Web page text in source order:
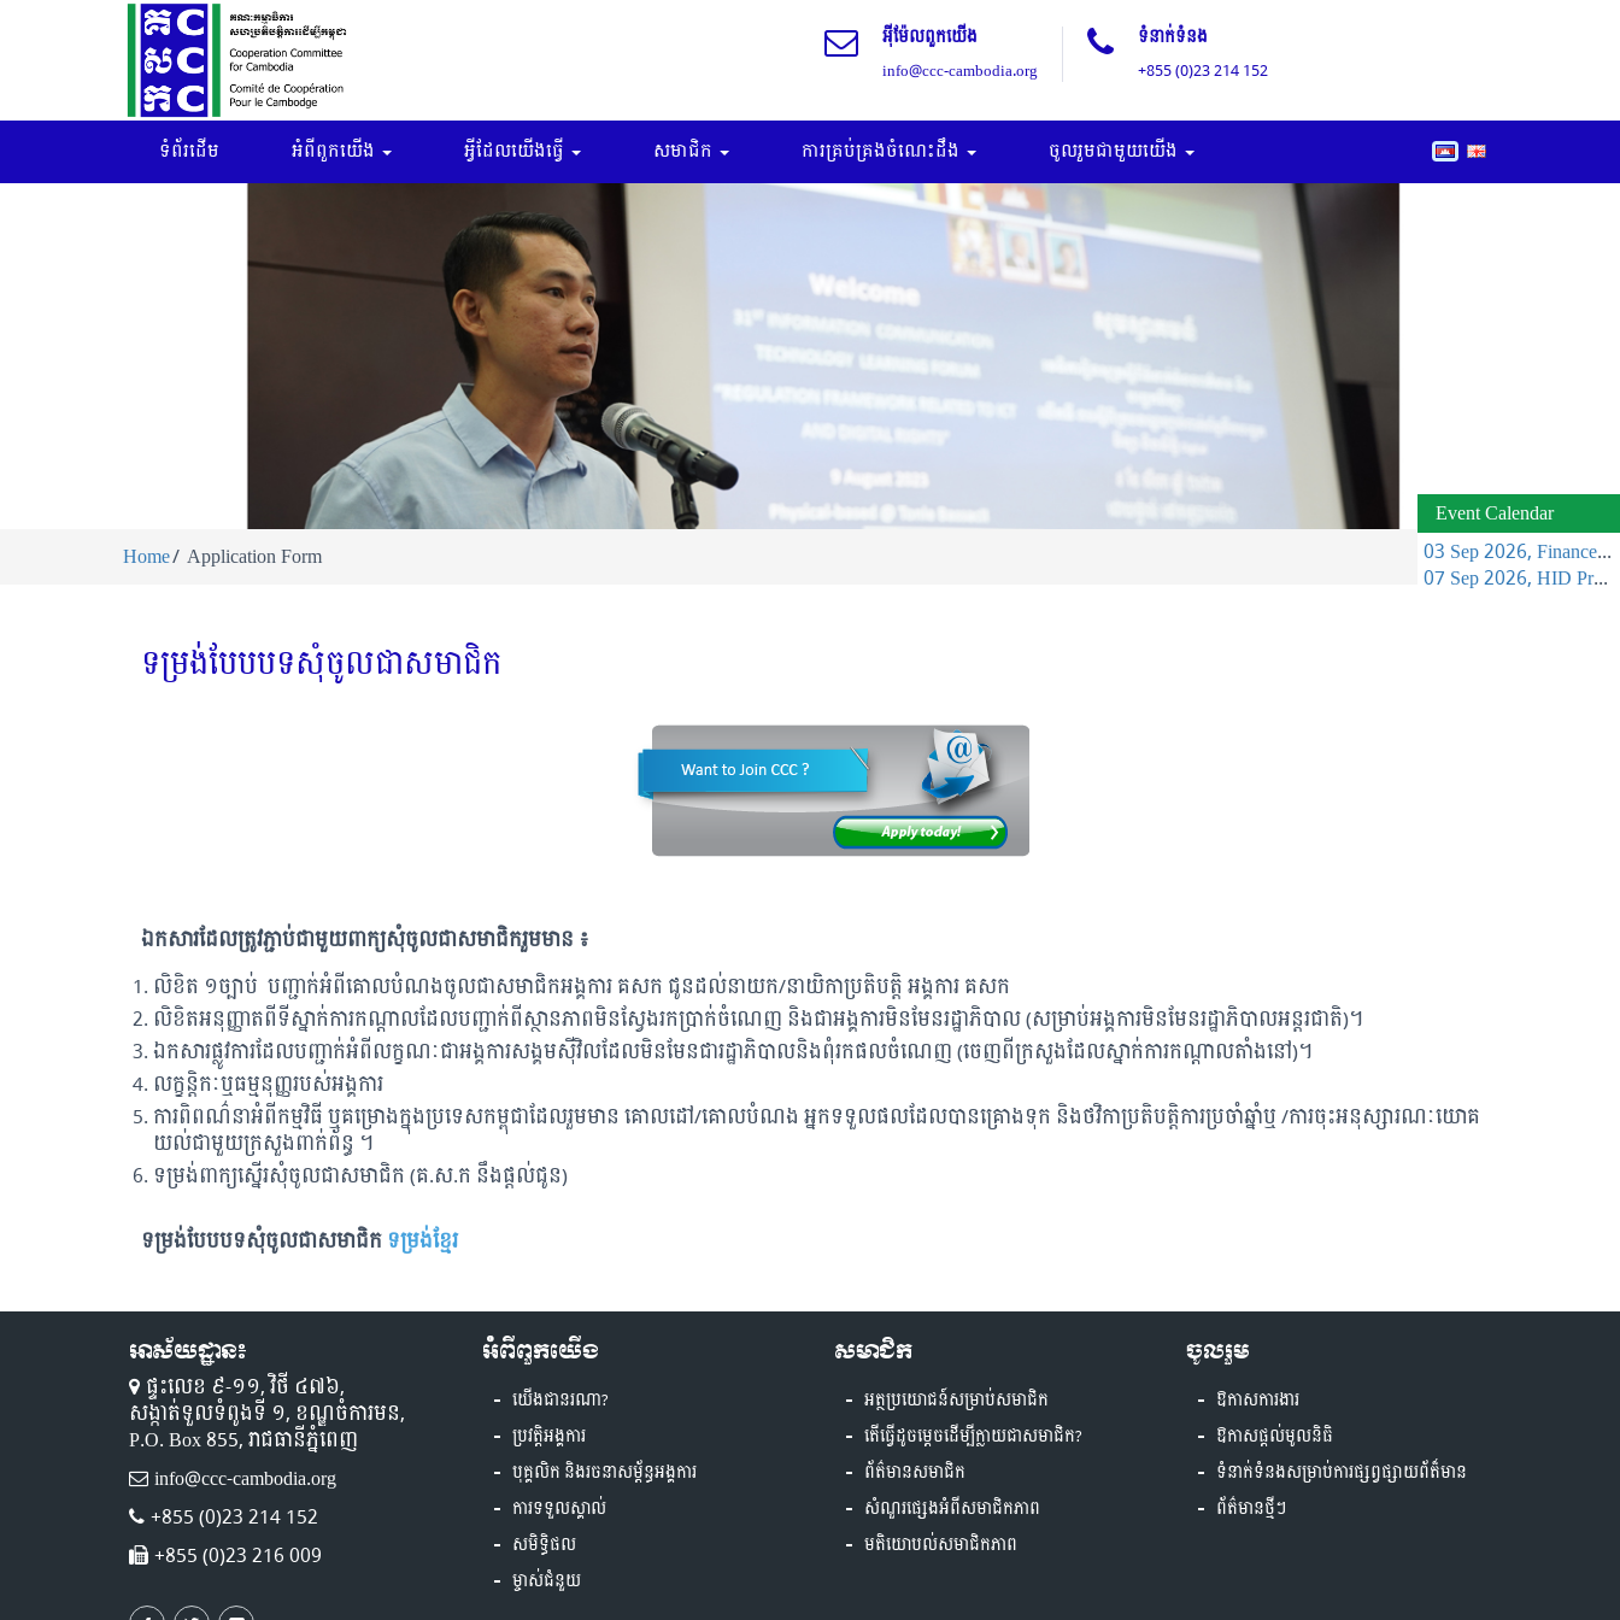
អុីម៉ែលពួកយើង
info@ccc-cambodia.org
ទំនាក់ទំនង
+855 (0)23 214 152
ទំព័រដើម អំពីពួកយើង អ្វីដែលយើងធ្វើ សមាជិក ការគ្រប់គ្រងចំណេះដឹង ចូលរួមជាមួយយើង
Home Application Form
ទម្រង់បែបបទសុំចូលជាសមាជិក
ឯកសារដែលត្រូវភ្ជាប់ជាមួយពាក្យសុំចូលជាសមាជិករួមមាន ៖
លិខិត ១ច្បាប់ បញ្ជាក់អំពីគោលបំណងចូលជាសមាជិកអង្គការ គសក ជូនដល់នាយក/នាយិកាប្រតិបត្តិ អង្គការ គសក
លិខិតអនុញ្ញាតពីទីស្នាក់ការកណ្តាលដែលបញ្ជាក់ពីស្ថានភាពមិនស្វែងរកប្រាក់ចំណេញ និងជាអង្គការមិនមែនរដ្ឋាភិបាល (សម្រាប់អង្គការមិនមែនរដ្ឋាភិបាលអន្តរជាតិ)។
ឯកសារផ្លូវការដែលបញ្ជាក់អំពីលក្ខណៈជាអង្គការសង្គមស៊ីវិលដែលមិនមែនជារដ្ឋាភិបាលនិងពុំរកផលចំណេញ (ចេញពីក្រសួងដែលស្នាក់ការកណ្តាលតាំងនៅ)។
លក្ខន្តិកៈឬធម្មនុញ្ញរបស់អង្គការ
ការពិពណ៌នាអំពីកម្មវិធី ឬគម្រោងក្នុងប្រទេសកម្ពុជាដែលរួមមាន គោលដៅ/គោលបំណង អ្នកទទួលផលដែលបានគ្រោងទុក និងថវិកាប្រតិបត្តិការប្រចាំឆ្នាំឬ /ការចុះអនុស្សារណៈយោគ
យល់ជាមួយក្រសួងពាក់ព័ន្ធ ។
ទម្រង់ពាក្យស្នើរសុំចូលជាសមាជិក (គ.ស.ក នឹងផ្តល់ជូន)
ទម្រង់បែបបទសុំចូលជាសមាជិក ទម្រង់ខ្មែរ
អាស័យដ្ឋាន៖
ផ្ទះលេខ ៩-១១,​ វិថី ៤៧៦,
សង្កាត់ទួលទំពូងទី ១,​ ខណ្ឌចំការមន,
P.O. Box 855, រាជធានីភ្នំពេញ
info@ccc-cambodia.org
+855 (0)23 214 152
+855 (0)23 216 009
អំពីពួកយើង
យើងជានរណា?
ប្រវត្តិអង្គការ
បុគ្គលិក និងរចនាសម្ព័ន្ធអង្គការ
ការទទួលស្គាល់
សមិទ្ធិផល
ម្ចាស់ជំនួយ
សមាជិក
អត្ថប្រយោជន៍សម្រាប់សមាជិក
តើធ្វើដូចម្តេចដើម្បីក្លាយជាសមាជិក?
ព័ត៌មានសមាជិក
សំណួរផ្សេងអំពីសមាជិកភាព
មតិយោបល់សមាជិកភាព
ចូលរួម
ឱកាសការងារ
ឱកាសផ្តល់មូលនិធិ
ទំនាក់ទំនងសម្រាប់ការផ្សព្វផ្សាយព័ត៏មាន
ព័ត៌មានថ្មីៗ
Event Calendar
03 Sep 2026, Finance Learning Forum
07 Sep 2026, HID Project Management Training